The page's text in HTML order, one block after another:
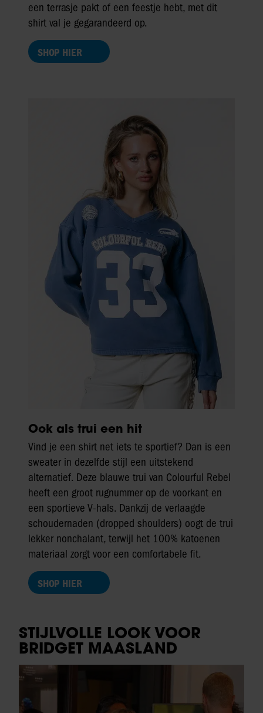
een terrasje pakt of een feestje hebt, met dit
shirt val je gegarandeerd op.
SHOP HIER
Ook als trui een hit
Vind je een shirt net iets te sportief? Dan is een
sweater in dezelfde stijl een uitstekend
alternatief. Deze blauwe trui van Colourful Rebel
heeft een groot rugnummer op de voorkant en
een sportieve V-hals. Dankzij de verlaagde
schoudernaden (dropped shoulders) oogt de trui
lekker nonchalant, terwijl het 100% katoenen
materiaal zorgt voor een comfortabele fit.
SHOP HIER
STIJLVOLLE LOOK VOOR
BRIDGET MAASLAND